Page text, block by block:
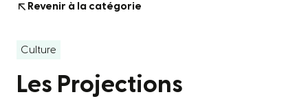
Revenir à la catégorie
Culture
Les Projections